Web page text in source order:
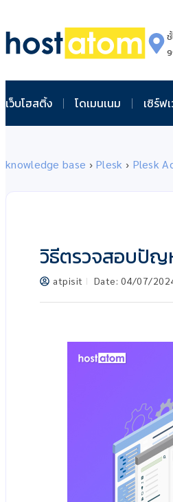
เว็บโฮสติ้ง โดเมนเนม เซิร์ฟ
knowledge base › Plesk › Plesk
วิธีตรวจสอบปัญ
atpisit Date: 04/07/